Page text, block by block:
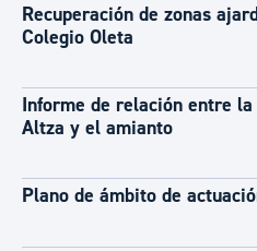
Recuperación de zonas
Colegio Oleta
Informe de relación entre
Altza y el amianto
Plano de ámbito de